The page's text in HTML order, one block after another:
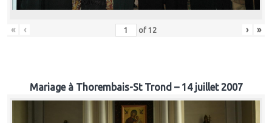
« ‹ of 12 › »
Mariage à Thorembais-St Trond – 14 juillet 2007